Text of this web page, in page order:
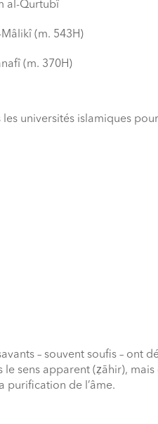
al-Qurtubî
Mâlikî (m. 543H)
(m. 370H)
universités islamiques
– souvent soufis – ont
sens apparent (ẓāhir),
de l’âme.